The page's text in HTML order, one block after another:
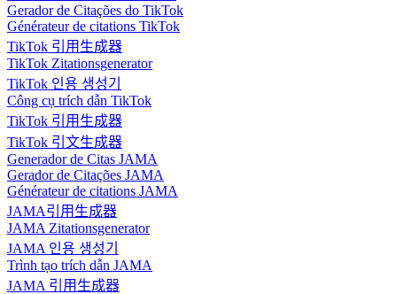
Gerador de Citações do TikTok
Générateur de citations TikTok
TikTok 引用生成器
TikTok Zitationsgenerator
TikTok 인용 생성기
Công cụ trích dẫn TikTok
TikTok 引用生成器
TikTok 引文生成器
Generador de Citas JAMA
Gerador de Citações JAMA
Générateur de citations JAMA
JAMA引用生成器
JAMA Zitationsgenerator
JAMA 인용 생성기
Trình tạo trích dẫn JAMA
JAMA 引用生成器